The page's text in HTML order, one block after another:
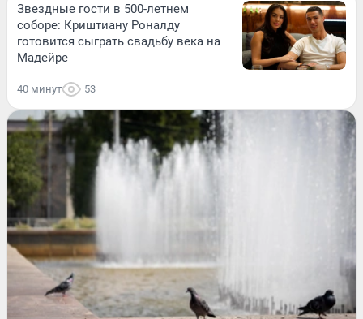
Звездные гости в 500-летнем
соборе: Криштиану Роналду
готовится сыграть свадьбу века на
Мадейре
40 минут 53